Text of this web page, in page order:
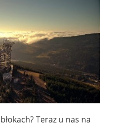
Teraz u nas na